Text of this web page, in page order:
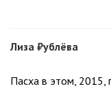
Лиза ₽ублёва
Пасха в этом, 2015,